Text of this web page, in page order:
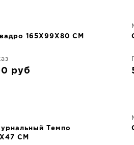
165X99X80 CM
руб
Темпо
CM